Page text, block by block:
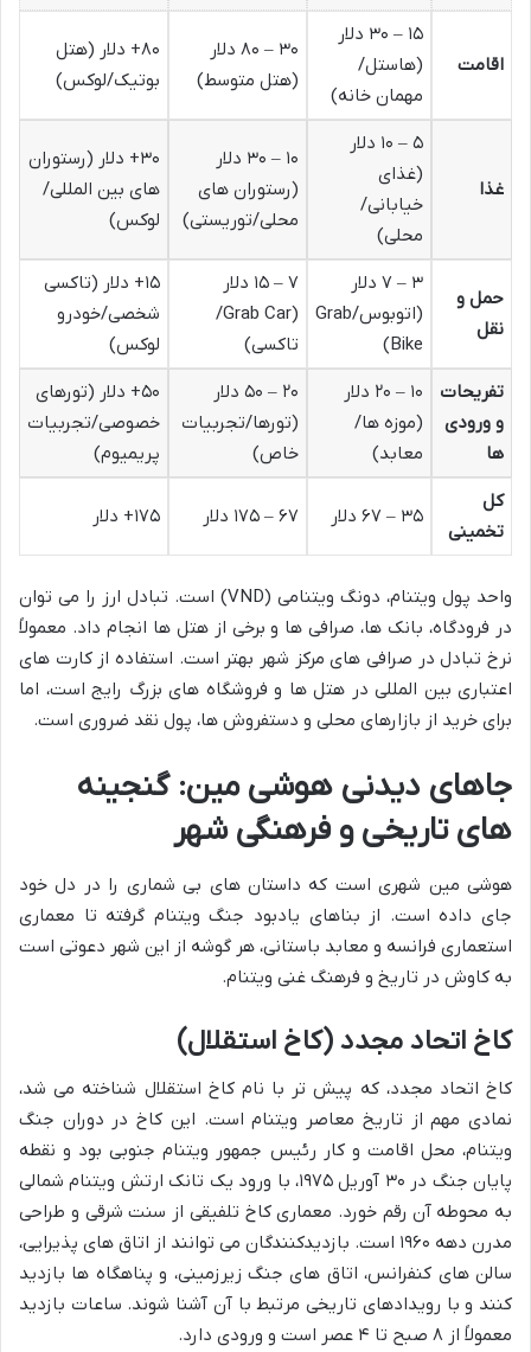
اقامت
۱۵ – ۳۰ دلار
(هاستل/
مهمان خانه)
۳۰ – ۸۰ دلار
(هتل متوسط)
۸۰+ دلار (هتل
بوتیک/لوکس)
غذا
۵ – ۱۰ دلار
(غذای
خیابانی/
محلی)
۱۰ – ۳۰ دلار
(رستوران های
محلی/توریستی)
۳۰+ دلار (رستوران
های بین المللی/
لوکس)
حمل و
نقل
۳ – ۷ دلار
(اتوبوس/Grab
Bike)
۷ – ۱۵ دلار
(Grab Car/
تاکسی)
۱۵+ دلار (تاکسی
شخصی/خودرو
لوکس)
تفریحات
و ورودی
ها
۱۰ – ۲۰ دلار
(موزه ها/
معابد)
۲۰ – ۵۰ دلار
(تورها/تجربیات
خاص)
۵۰+ دلار (تورهای
خصوصی/تجربیات
پریمیوم)
کل
تخمینی
۳۵ – ۶۷ دلار ۶۷ – ۱۷۵ دلار ۱۷۵+ دلار
واحد پول ویتنام، دونگ ویتنامی (VND) است. تبادل ارز را می توان
در فرودگاه، بانک ها، صرافی ها و برخی از هتل ها انجام داد. معمولاً
نرخ تبادل در صرافی های مرکز شهر بهتر است. استفاده از کارت های
اعتباری بین المللی در هتل ها و فروشگاه های بزرگ رایج است، اما
برای خرید از بازارهای محلی و دستفروش ها، پول نقد ضروری است.
جاهای دیدنی هوشی مین: گنجینه
های تاریخی و فرهنگی شهر
هوشی مین شهری است که داستان های بی شماری را در دل خود
جای داده است. از بناهای یادبود جنگ ویتنام گرفته تا معماری
استعماری فرانسه و معابد باستانی، هر گوشه از این شهر دعوتی است
به کاوش در تاریخ و فرهنگ غنی ویتنام.
کاخ اتحاد مجدد (کاخ استقلال)
کاخ اتحاد مجدد، که پیش تر با نام کاخ استقلال شناخته می شد،
نمادی مهم از تاریخ معاصر ویتنام است. این کاخ در دوران جنگ
ویتنام، محل اقامت و کار رئیس جمهور ویتنام جنوبی بود و نقطه
پایان جنگ در ۳۰ آوریل ۱۹۷۵
، با ورود یک تانک ارتش ویتنام شمالی
به محوطه آن رقم خورد. معماری کاخ تلفیقی از سنت شرقی و طراحی
مدرن دهه ۱۹۶۰ است. بازدیدکنندگان می توانند از اتاق های پذیرایی،
سالن های کنفرانس، اتاق های جنگ زیرزمینی، و پناهگاه ها بازدید
کنند و با رویدادهای تاریخی مرتبط با آن آشنا شوند. ساعات بازدید
معمولاً از ۸ صبح تا ۴ عصر است و ورودی دارد.